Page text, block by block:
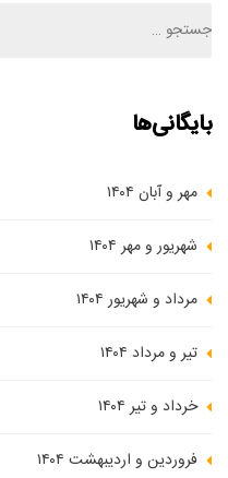
بایگانی‌ها
مهر و آبان ۱۴۰۴
شهریور و مهر ۱۴۰۴
مرداد و شهریور ۱۴۰۴
تیر و مرداد ۱۴۰۴
خرداد و تیر ۱۴۰۴
فروردین و اردیبهشت ۱۴۰۴